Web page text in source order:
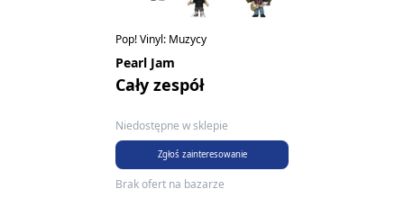
Pop! Vinyl: Muzycy
Pearl Jam
Cały zespół
Niedostępne w sklepie
Zgłoś zainteresowanie
Brak ofert na bazarze